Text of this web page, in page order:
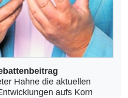
Hahne die aktuellen
aufs Korn